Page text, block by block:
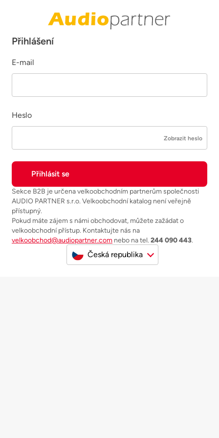
Přihlášení
E-mail
Heslo
Zobrazit heslo
Sekce B2B je určena velkoobchodním partnerům společnosti
AUDIO PARTNER s.r.o. Velkoobchodní katalog není veřejně
přístupný.
Pokud máte zájem s námi obchodovat, můžete zažádat o
velkoobchodní přístup. Kontaktujte nás na
velkoobchod@audiopartner.com nebo na tel. 244 090 443.
Česká republika